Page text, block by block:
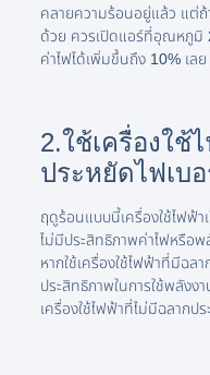
คลายความร้อนอยู่แล้ว แต่ถ้
ด้วย ควรเปิดแอร์ที่อุณหภูมิ
ค่าไฟได้เพิ่มขึ้นถึง 10% เลย
2.ใช้เครื่องใช้
ประหยัดไฟเบ
ฤดูร้อนแบบนี้เครื่องใช้ไฟฟ้า
ไม่มีประสิทธิภาพค่าไฟหรือพ
หากใช้เครื่องใช้ไฟฟ้าที่มีฉล
ประสิทธิภาพในการใช้พลังง
เครื่องใช้ไฟฟ้าที่ไม่มีฉลากป